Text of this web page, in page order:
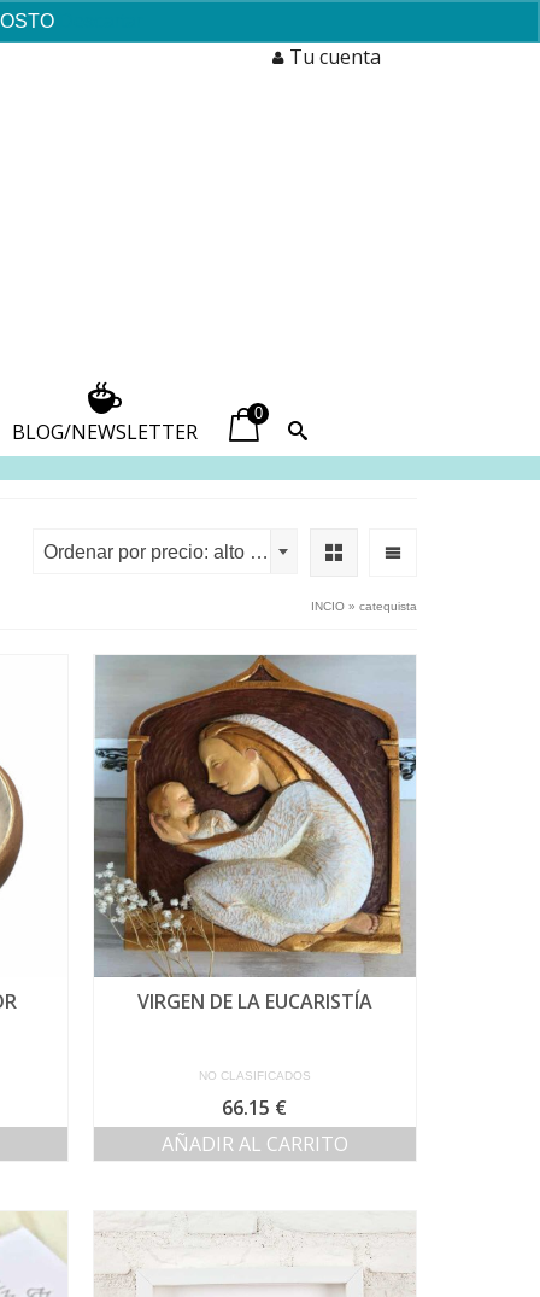
Tu cuenta
BLOG/NEWSLETTER
0
Ordenar por precio: alto a bajo
INCIO » catequista
VIRGEN DE LA EUCARISTÍA
NO CLASIFICADOS
66.15 €
AÑADIR AL CARRITO